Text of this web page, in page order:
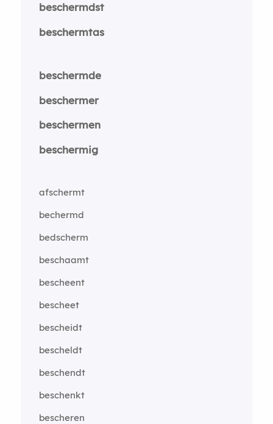
beschermdst
beschermtas
beschermde
beschermer
beschermen
beschermig
afschermt
bechermd
bedscherm
beschaamt
bescheent
bescheet
bescheidt
bescheldt
beschendt
beschenkt
bescheren